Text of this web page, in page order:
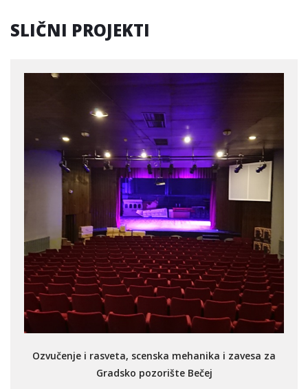
SLIČNI PROJEKTI
Ozvučenje i rasveta, scenska mehanika i zavesa za
Gradsko pozorište Bečej